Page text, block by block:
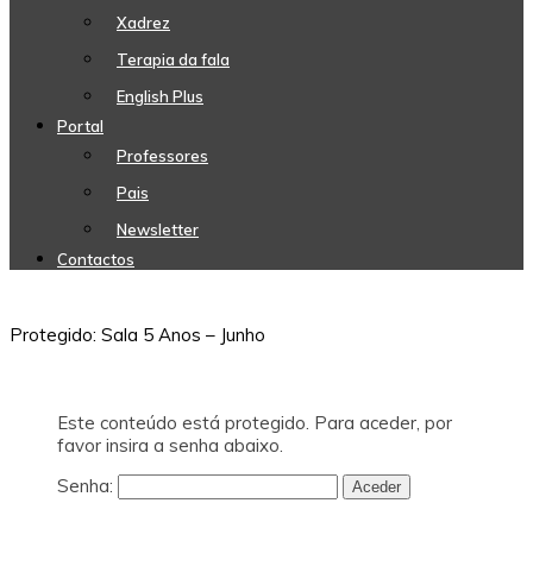
Xadrez
Terapia da fala
English Plus
Portal
Professores
Pais
Newsletter
Contactos
Protegido: Sala 5 Anos – Junho
Este conteúdo está protegido. Para aceder, por
favor insira a senha abaixo.
Senha: